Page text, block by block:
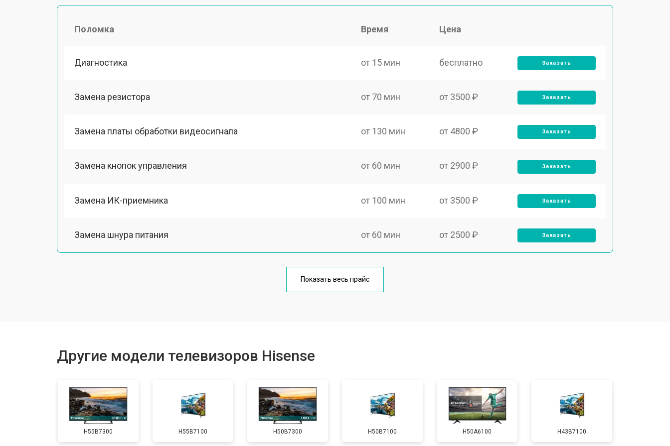
Поломка Время Цена
Диагностика от 15 мин бесплатно Заказать
Замена резистора от 70 мин от 3500 ₽ Заказать
Замена платы обработки видеосигнала от 130 мин от 4800 ₽ Заказать
Замена кнопок управления от 60 мин от 2900 ₽ Заказать
Замена ИК-приемника от 100 мин от 3500 ₽ Заказать
Замена шнура питания от 60 мин от 2500 ₽ Заказать
от 90 мин
Замена HDMI порта от 80 мин от 2600 ₽ Заказать
Замена модуля Wi-Fi от 70 мин от 3500 ₽ Заказать
Показать весь прайс
Другие модели телевизоров Hisense
H55B7300 H55B7100 H50B7300 H50B7100 H50A6100 H43B7100